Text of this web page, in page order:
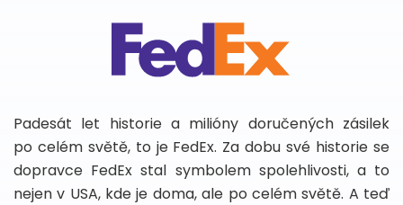
Padesát let historie a milióny doručených zásilek
po celém světě, to je FedEx. Za dobu své historie se
dopravce FedEx stal symbolem spolehlivosti, a to
nejen v USA, kde je doma, ale po celém světě. A teď